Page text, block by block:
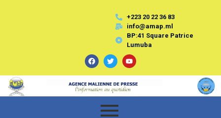
+223 20 22 36 83
info@amap.ml
BP:41 Square Patrice
Lumuba